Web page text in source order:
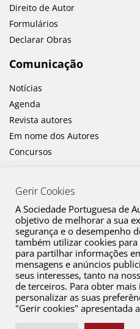
Direito de Autor
Formulários
Declarar Obras
Comunicação
Notícias
Agenda
Revista autores
Em nome dos Autores
Concursos
Canal de Denúncia
Plano de Prevenção de Riscos
Política de Privacidade
Política de Cookies
Gerir Cookies
A Sociedade Portuguesa de
objetivo de melhorar a sua
segurança e o desempenho
também utilizar cookies
para partilhar informações
mensagens e anúncios
seus interesses, tanto na
de terceiros. Para obter
personalizar as suas
"Gerir cookies" apresentada